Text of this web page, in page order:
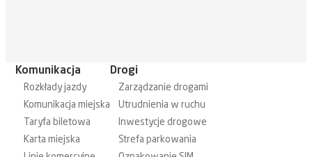
Komunikacja
Rozkłady jazdy
Komunikacja miejska
Taryfa biletowa
Karta miejska
Drogi
Zarządzanie drogami
Utrudnienia w ruchu
Inwestycje drogowe
Strefa parkowania